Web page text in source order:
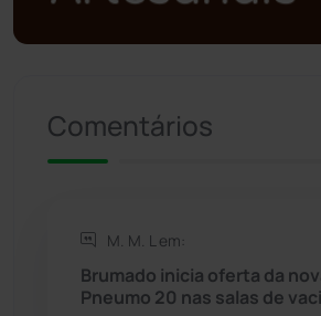
Política
Riacho de Santana
Rio de Contas
Rio do Antônio
Comentários
M. M. L em:
Brumado inicia oferta da
Pneumo 20 nas salas de